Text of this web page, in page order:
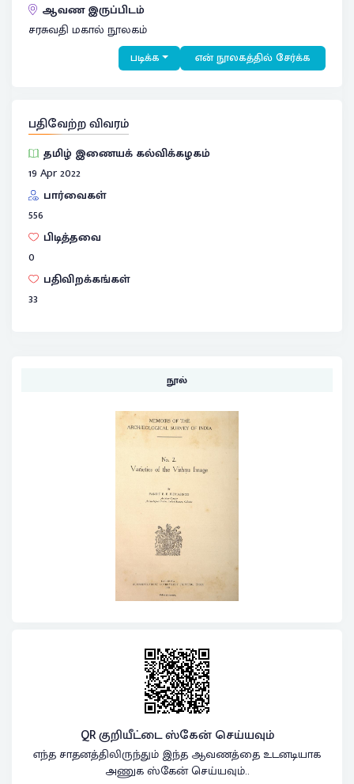
ஆவண இருப்பிடம்
சரசுவதி மகால் நூலகம்
படிக்க என் நூலகத்தில் சேர்க்க
பதிவேற்ற விவரம்
தமிழ் இணையக் கல்விக்கழகம்
19 Apr 2022
பார்வைகள்
556
பிடித்தவை
0
பதிவிறக்கங்கள்
33
நூல்
QR குறியீட்டை ஸ்கேன் செய்யவும்
எந்த சாதனத்திலிருந்தும் இந்த ஆவணத்தை உடனடியாக
அணுக ஸ்கேன் செய்யவும்..